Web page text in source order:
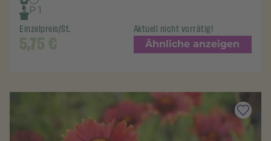
P 1
Einzelpreis/St.
5,75€
Aktuell nicht vorrätig!
Ähnliche anzeigen